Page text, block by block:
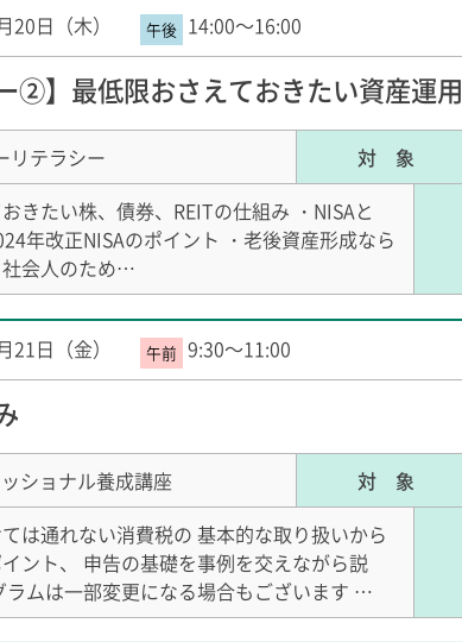
20日（木） 14:00～16:00
②】最低限おさえておきたい資産運用
リテラシー 対 象
きたい株、債券、REITの仕組み ・NISAと
年改正NISAのポイント ・老後資産形成なら
社会人のため…
21日（金） 9:30～11:00
ショナル養成講座 対 象
は通れない消費税の 基本的な取り扱いから
ント、 申告の基礎を事例を交えながら説
ムは一部変更になる場合もございます …